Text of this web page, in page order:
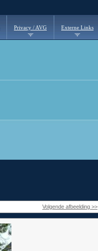
Privacy / AVG Externe Links
Volgende afbeelding >>